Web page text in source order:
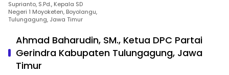
Suprianto, S.Pd., Kepala SD
Negeri 1 Moyoketen, Boyolangu,
Tulungagung, Jawa Timur
Ahmad Baharudin, SM., Ketua DPC Partai
Gerindra Kabupaten Tulungagung, Jawa
Timur